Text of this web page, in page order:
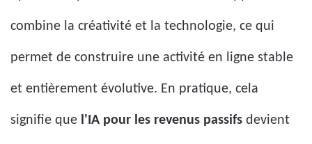
combine la créativité et la technologie, ce qui
permet de construire une activité en ligne stable
et entièrement évolutive. En pratique, cela
signifie que l'IA pour les revenus passifs devient